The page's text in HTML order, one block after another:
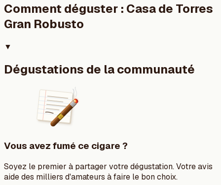
Comment déguster : Casa de Torres
Gran Robusto
▼
Dégustations de la communauté
Vous avez fumé ce cigare ?
Soyez le premier à partager votre dégustation. Votre avis
aide des milliers d'amateurs à faire le bon choix.